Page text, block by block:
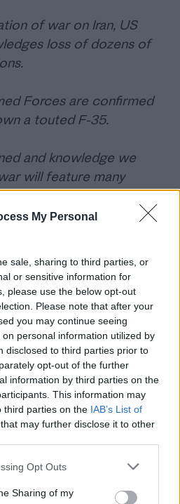
My Personal
sale, sharing to third parties, or
or sensitive information for
please use the below opt-out
Please note that after your
you may continue seeing
personal information utilized by
disclosed to third parties prior to
opt-out of the further
information by third parties on the
This information may
third parties on the IAB’s List of
that may further disclose it to other
app uses one or more Google
behaviour. You may click to
Opt Outs
Sharing of my
of war on Iran, US
loss of dozens of
Forces are confirmed
a touted F-35.
and knowledge we
will feature many
Araghchi
ο Λίβανος
λέει πως έχει σκοπό
Ιράν δεν θα αποκτήσει
-παρότι η άλλη
πως τρέφει τέτοια
επικρίνουν τους
της τελευταίας